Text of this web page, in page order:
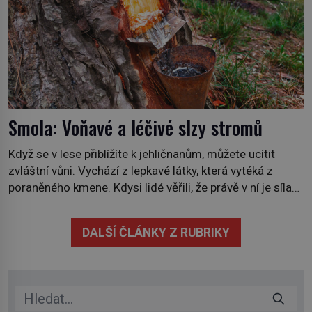
Smola: Voňavé a léčivé slzy stromů
Když se v lese přiblížíte k jehličnanům, můžete ucítit
zvláštní vůni. Vychází z lepkavé látky, která vytéká z
poraněného kmene. Kdysi lidé věřili, že právě v ní je síla
lidstvo pracovalo. Chrání strom před infekcí, hmyzem a
vysycháním. Dá se říct, že je to přírodní […]
DALŠÍ ČLÁNKY Z RUBRIKY